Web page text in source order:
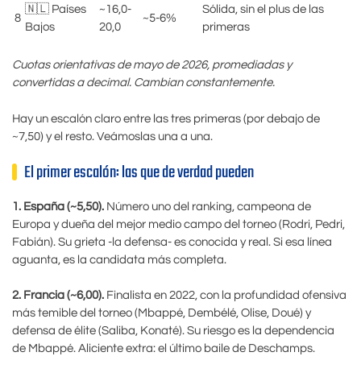
8
🇳🇱 Países
Bajos
~16,0-
20,0
~5-6%
Sólida, sin el plus de las
primeras
Cuotas orientativas de mayo de 2026, promediadas y
convertidas a decimal. Cambian constantemente.
Hay un escalón claro entre las tres primeras (por debajo de
~7,50) y el resto. Veámoslas una a una.
El primer escalón: las que de verdad pueden
1. España (~5,50). Número uno del ranking, campeona de
Europa y dueña del mejor medio campo del torneo (Rodri, Pedri,
Fabián). Su grieta -la defensa- es conocida y real. Si esa línea
aguanta, es la candidata más completa.
2. Francia (~6,00). Finalista en 2022, con la profundidad ofensiva
más temible del torneo (Mbappé, Dembélé, Olise, Doué) y
defensa de élite (Saliba, Konaté). Su riesgo es la dependencia
de Mbappé. Aliciente extra: el último baile de Deschamps.